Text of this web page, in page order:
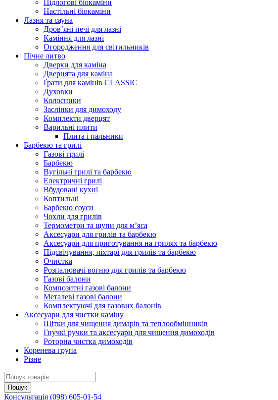
Підлогові біокаміни
Настільні біокаміни
Лазня та сауна
Дров’яні печі для лазні
Каміння для лазні
Огородження для світильників
Пічне литво
Дверки для каміна
Дверцята для каміна
Ґрати для камінів CLASSIC
Духовки
Колосники
Заслінки для димоходу
Комплекти дверцят
Варильні плити
Плита і пальники
Барбекю та грилі
Газові грилі
Барбекю
Вугільні грилі та барбекю
Електричні грилі
Вбудовані кухні
Коптильні
Барбекю соуси
Чохли для грилів
Термометри та щупи для м’яса
Аксесуари для грилів та барбекю
Аксесуари для приготування на грилях та барбекю
Підсвічування, ліхтарі для грилів та барбекю
Очистка
Розпалювачі вогню для грилів та барбекю
Газові балони
Композитні газові балони
Металеві газові балони
Комплектуючі для газових балонів
Аксесуари для чистки каміну
Щітки для чищення димарів та теплообмінників
Гнучкі ручки та аксесуари для чищення димоходів
Роторна чистка димоходів
Коренева група
Різне
Консультація (098) 605-01-54